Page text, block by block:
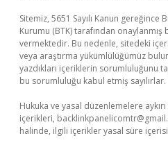
Sitemiz, 5651 Sayılı Kanun
Kurumu (BTK) tarafından onaylanmış
vermektedir. Bu nedenle, sitedeki
veya araştırma yükümlülüğümüz
yazdıkları içeriklerin sorumluluğunu
bu sorumluluğu kabul etmiş sayılırlar.
Hukuka ve yasal düzenlemelere
içerikleri,
halinde, ilgili içerikler yasal süre